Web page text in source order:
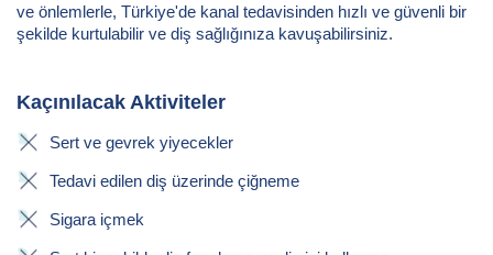
ve önlemlerle, Türkiye'de kanal tedavisinden hızlı ve güvenli bir
şekilde kurtulabilir ve diş sağlığınıza kavuşabilirsiniz.
Kaçınılacak Aktiviteler
Sert ve gevrek yiyecekler
Tedavi edilen diş üzerinde çiğneme
Sigara içmek